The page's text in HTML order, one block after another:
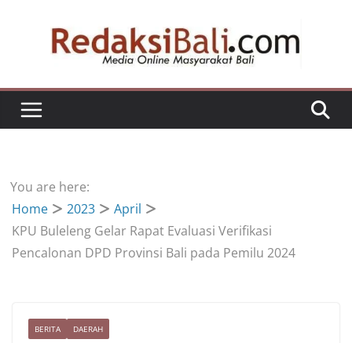
You are here:
Home
2023
April
KPU Buleleng Gelar Rapat Evaluasi Verifikasi
Pencalonan DPD Provinsi Bali pada Pemilu 2024
BERITA DAERAH